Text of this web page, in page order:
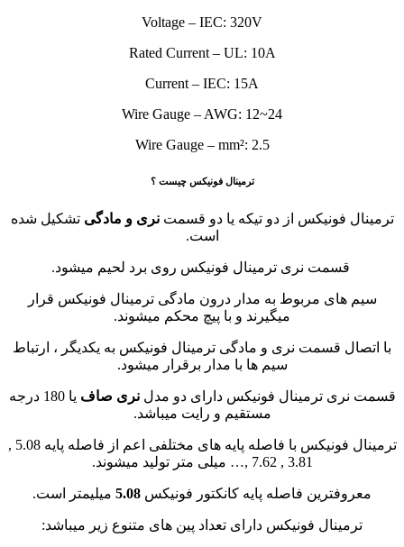
Voltage – IEC: 320V
Rated Current – UL: 10A
Current – IEC: 15A
Wire Gauge – AWG: 12~24
Wire Gauge – mm²: 2.5
ترمینال فونیکس چیست ؟
ترمینال فونیکس از دو تیکه یا دو قسمتنری و مادگی تشکیل شده
است.
قسمت نری ترمینال فونیکس روی برد لحیم میشود.
سیم های مربوط به مدار درون مادگی ترمینال فونیکس قرار
میگیرند و با پیچ محکم میشوند.
با اتصال قسمت نری و مادگی ترمینال فونیکس به یکدیگر ، ارتباط
سیم ها با مدار برقرار میشود.
قسمت نری ترمینال فونیکس دارای دو مدلنری صاف
یا 180 درجه
مستقیم و رایت میباشد.
ترمینال فونیکس با فاصله پایه های مختلفی اعم از فاصله پایه 5.08 ,
3.81 , 7.62 ,… میلی متر تولید میشوند.
معروفترین فاصله پایه کانکتور فونیکس 5.08 میلیمتر است.
ترمینال فونیکس دارای تعداد پین های متنوع زیر میباشد: